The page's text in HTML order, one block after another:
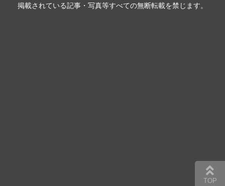
掲載されている記事・写真等すべての無断転載を禁じます。